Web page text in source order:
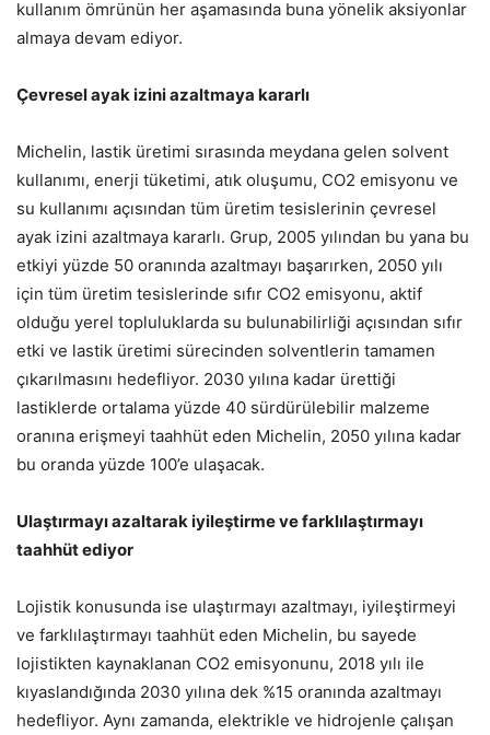
kullanım ömrünün her aşamasında buna yönelik aksiyonlar
almaya devam ediyor.
Çevresel ayak izini azaltmaya kararlı
Michelin, lastik üretimi sırasında meydana gelen solvent
kullanımı, enerji tüketimi, atık oluşumu, CO2 emisyonu ve
su kullanımı açısından tüm üretim tesislerinin çevresel
ayak izini azaltmaya kararlı. Grup, 2005 yılından bu yana bu
etkiyi yüzde 50 oranında azaltmayı başarırken, 2050 yılı
için tüm üretim tesislerinde sıfır CO2 emisyonu, aktif
olduğu yerel topluluklarda su bulunabilirliği açısından sıfır
etki ve lastik üretimi sürecinden solventlerin tamamen
çıkarılmasını hedefliyor. 2030 yılına kadar ürettiği
lastiklerde ortalama yüzde 40 sürdürülebilir malzeme
oranına erişmeyi taahhüt eden Michelin, 2050 yılına kadar
bu oranda yüzde 100’e ulaşacak.
Ulaştırmayı azaltarak iyileştirme ve farklılaştırmayı
taahhüt ediyor
Lojistik konusunda ise ulaştırmayı azaltmayı, iyileştirmeyi
ve farklılaştırmayı taahhüt eden Michelin, bu sayede
lojistikten kaynaklanan CO2 emisyonunu, 2018 yılı ile
kıyaslandığında 2030 yılına dek %15 oranında azaltmayı
hedefliyor. Aynı zamanda, elektrikle ve hidrojenle çalışan